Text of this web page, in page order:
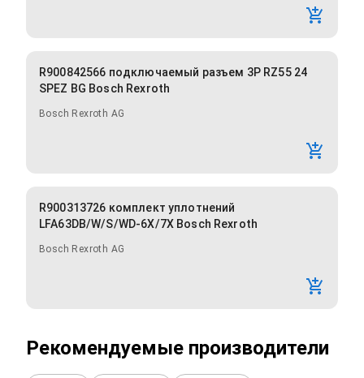
R900842566 подключаемый разъем 3P RZ55 24
SPEZ BG Bosch Rexroth
Bosch Rexroth AG
R900313726 комплект уплотнений
LFA63DB/W/S/WD-6X/7X Bosch Rexroth
Bosch Rexroth AG
Рекомендуемые производители